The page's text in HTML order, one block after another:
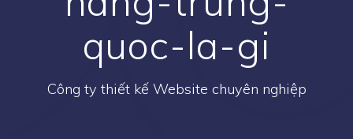
quoc-la-gi
Công ty thiết kế Website chuyên nghiệp